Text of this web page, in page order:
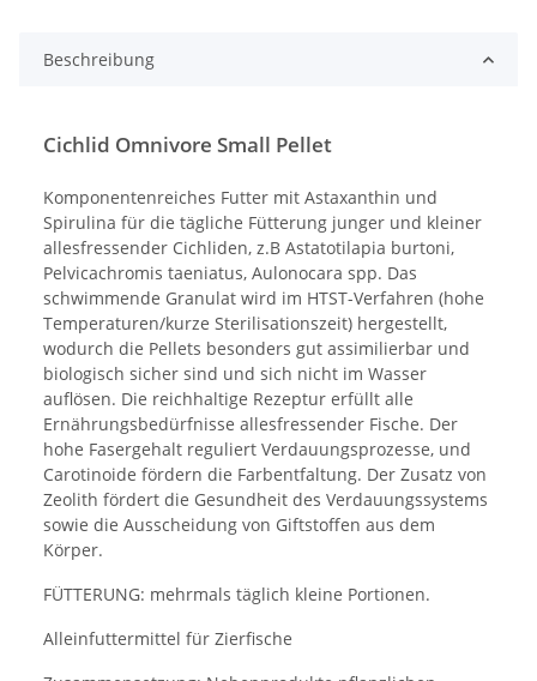
Beschreibung
Cichlid Omnivore Small Pellet
Komponentenreiches Futter mit Astaxanthin und
Spirulina für die tägliche Fütterung junger und kleiner
allesfressender Cichliden, z.B Astatotilapia burtoni,
Pelvicachromis taeniatus, Aulonocara spp. Das
schwimmende Granulat wird im HTST-Verfahren (hohe
Temperaturen/kurze Sterilisationszeit) hergestellt,
wodurch die Pellets besonders gut assimilierbar und
biologisch sicher sind und sich nicht im Wasser
auflösen. Die reichhaltige Rezeptur erfüllt alle
Ernährungsbedürfnisse allesfressender Fische. Der
hohe Fasergehalt reguliert Verdauungsprozesse, und
Carotinoide fördern die Farbentfaltung. Der Zusatz von
Zeolith fördert die Gesundheit des Verdauungssystems
sowie die Ausscheidung von Giftstoffen aus dem
Körper.
FÜTTERUNG: mehrmals täglich kleine Portionen.
Alleinfuttermittel für Zierfische